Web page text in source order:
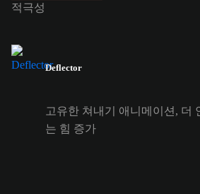
적극성
Deflector
고유한 쳐내기 애니메이션, 더
는 힘 증가